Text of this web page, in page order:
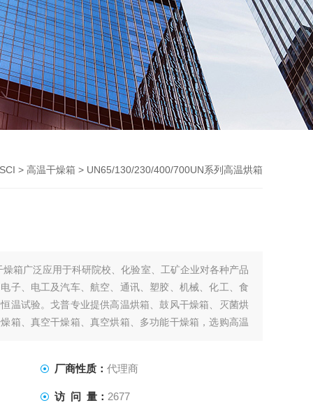
> 高温干燥箱 > UN65/130/230/400/700UN系列高温烘箱
箱广泛应用于科研院校、化验室、工矿企业对各种产品
子、电工及汽车、航空、通讯、塑胶、机械、化工、食
温试验。戈普专业提供高温烘箱、鼓风干燥箱、灭菌烘
箱、真空干燥箱、真空烘箱、多功能干燥箱，选购高温
厂商性质： 代理商
访 问 量： 2677